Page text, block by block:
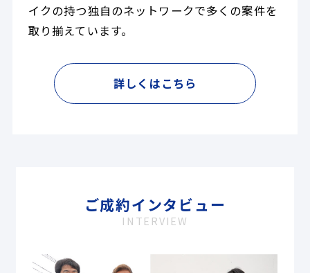
イクの持つ独自のネットワークで多くの案件を
取り揃えています。
詳しくはこちら
ご成約インタビュー
INTERVIEW